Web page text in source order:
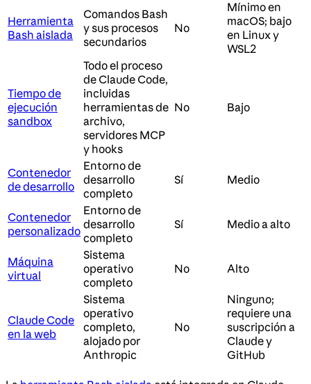
Herramienta
Bash aislada
Comandos Bash
y sus procesos
secundarios
No
Mínimo en
macOS; bajo
en Linux y
WSL2
Tiempo de
ejecución
sandbox
Todo el proceso
de Claude Code,
incluidas
herramientas de
archivo,
servidores MCP
y hooks
No Bajo
Contenedor
de desarrollo
Entorno de
desarrollo
completo
Sí Medio
Contenedor
personalizado
Entorno de
desarrollo
completo
Sí Medio a alto
Máquina
virtual
Sistema
operativo
completo
No Alto
Claude Code
en la web
Sistema
operativo
completo,
alojado por
Anthropic
No
Ninguno;
requiere una
suscripción a
Claude y
GitHub